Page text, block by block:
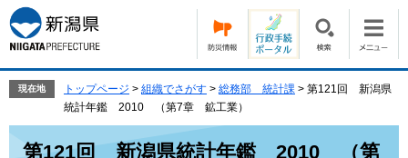
ー
ジ
の
で
す。
ニ
ュ
ー
ば
現在地 トップページ > 組織でさがす > 総務部 統計課 > 第121回 新潟県
統計年鑑 2010 （第7章 鉱工業）
第121回 新潟県統計年鑑 2010 （第